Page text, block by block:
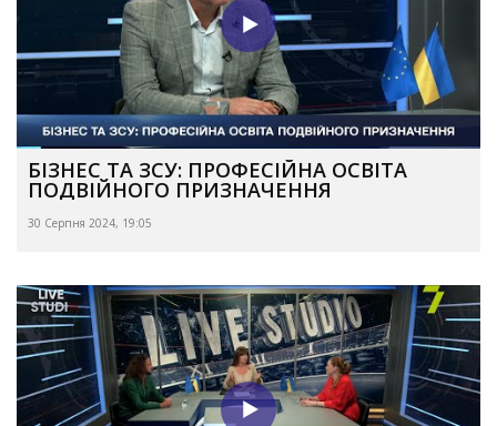
БІЗНЕС ТА ЗСУ: ПРОФЕСІЙНА ОСВІТА
ПОДВІЙНОГО ПРИЗНАЧЕННЯ
30 Серпня 2024, 19:05